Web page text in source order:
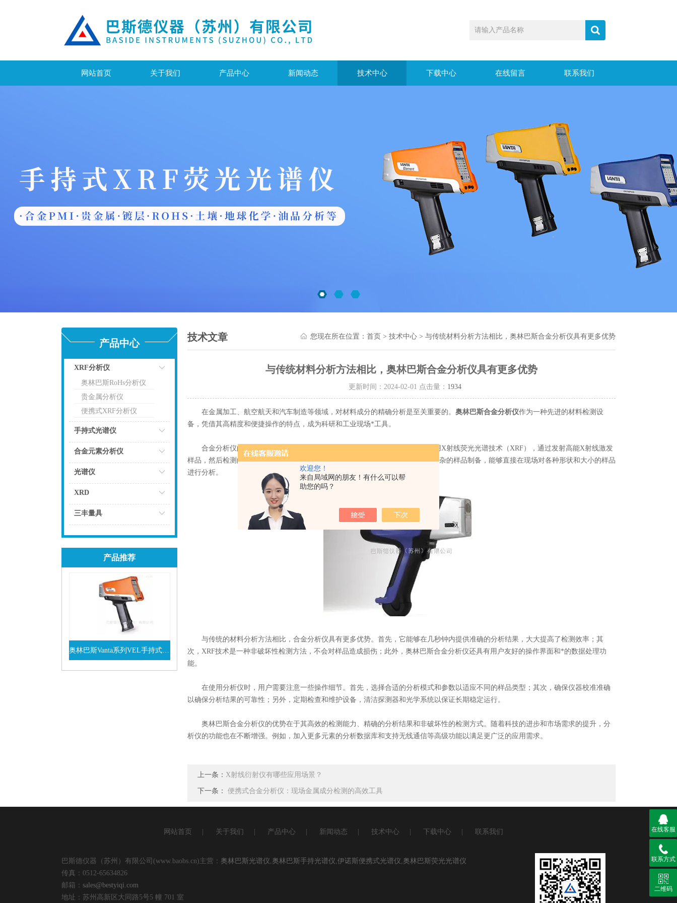
欢迎您！
来自局域网的朋友！有什么可以帮
助您的吗？
网站首页 关于我们 产品中心 新闻动态 技术中心 下载中心 在线留言 联系我们
产品中心
XRF分析仪
点击
奥林巴斯RoHs分析仪
贵金属分析仪
便携式XRF分析仪
手持式光谱仪
合金元素分析仪
光谱仪
XRD
三丰量具
产品推荐
奥林巴斯Vanta系列VEL手持式XRF光谱仪
查看详情
技术文章 您现在所在位置： 首页 > 技术中心 > 与传统材料分析方法相比，奥林巴斯合金分析仪具有更多优势
与传统材料分析方法相比，奥林巴斯合金分析仪具有更多优势
更新时间：2024-02-01 点击量： 1934
在金属加工、航空航天和汽车制造等领域，对材料成分的精确分析是至关重要的。 奥林巴斯合金分析仪作为一种先进的材料检测设
备，凭借其高精度和便捷操作的特点，成为科研和工业现场*工具。
合金分析仪的核心功能是快速准确地测定各种金属合金中的元素含量。它采用X射线荧光光谱技术（XRF），通过发射高能X射线激发
样品，然后检测由此产生的特征X射线来确定元素的种类和含量。这一过程无需复杂的样品制备，能够直接在现场对各种形状和大小的样品
进行分析。
与传统的材料分析方法相比，合金分析仪具有更多优势。首先，它能够在几秒钟内提供准确的分析结果，大大提高了检测效率；其
次，XRF技术是一种非破坏性检测方法，不会对样品造成损伤；此外，奥林巴斯合金分析仪还具有用户友好的操作界面和*的数据处理功
能。
在使用分析仪时，用户需要注意一些操作细节。首先，选择合适的分析模式和参数以适应不同的样品类型；其次，确保仪器校准准确
以确保分析结果的可靠性；另外，定期检查和维护设备，清洁探测器和光学系统以保证长期稳定运行。
奥林巴斯合金分析仪的优势在于其高效的检测能力、精确的分析结果和非破坏性的检测方式。随着科技的进步和市场需求的提升，分
析仪的功能也在不断增强。例如，加入更多元素的分析数据库和支持无线通信等高级功能以满足更广泛的应用需求。
上一条： X射线衍射仪有哪些应用场景？
下一条： 便携式合金分析仪：现场金属成分检测的高效工具
网站首页 关于我们 产品中心 新闻动态 技术中心 下载中心 联系我们
巴斯德仪器（苏州）有限公司(www.baobs.cn)主营： 奥林巴斯光谱仪,奥林巴斯手持光谱仪,伊诺斯便携式光谱仪,奥林巴斯荧光光谱仪
传真：0512-65634826
邮箱： sales@bestyiqi.com
地址：苏州高新区大同路5号5 幢 701 室
在线客服
联系方式
二维码